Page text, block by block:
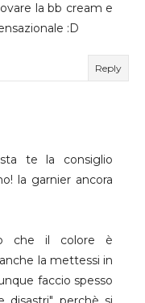
la bb cream e
:D
Reply
te la consiglio
la garnier ancora
che il colore è
la mettessi in
faccio spesso